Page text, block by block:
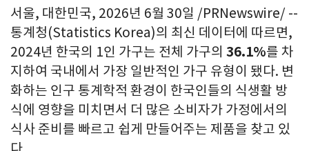
서울, 대한민국, 2026년 6월 30일 /PRNewswire/ --
통계청(Statistics Korea)의 최신 데이터에 따르면,
2024년 한국의 1인 가구는 전체 가구의 36.1%를 차
지하여 국내에서 가장 일반적인 가구 유형이 됐다. 변
화하는 인구 통계학적 환경이 한국인들의 식생활 방
식에 영향을 미치면서 더 많은 소비자가 가정에서의
식사 준비를 빠르고 쉽게 만들어주는 제품을 찾고 있